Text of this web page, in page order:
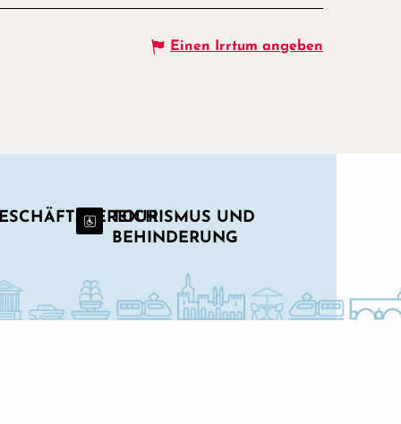
Einen Irrtum angeben
TOURISMUS UND
BEHINDERUNG